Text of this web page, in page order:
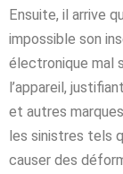
Ensuite, il arrive
impossible son
électronique mal
l’appareil,
et autres
les sinistres tels
causer des